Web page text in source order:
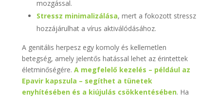
mozgással.
Stressz minimalizálása, mert a fokozott stressz
hozzájárulhat a vírus aktiválódásához.
A genitális herpesz egy komoly és kellemetlen
betegség, amely jelentős hatással lehet az érintettek
életminőségére. A megfelelő kezelés – például az
Epavir kapszula – segíthet a tünetek
enyhítésében és a kiújulás csökkentésében. Ha